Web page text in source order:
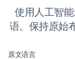
使用人工智
语。保持原始
原文语言